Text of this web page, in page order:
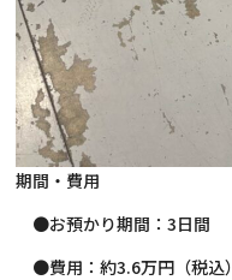
期間・費用
●お預かり期間：3日間
●費用：約3.6万円（税込）